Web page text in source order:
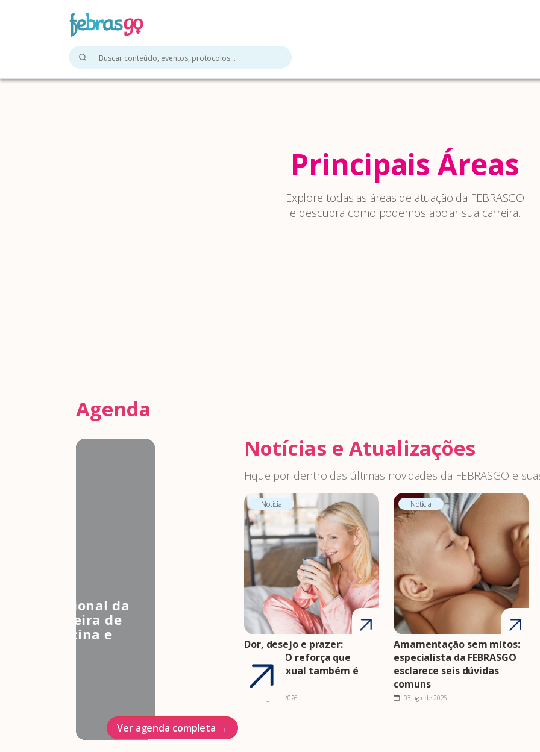
Principais Áreas
Explore todas as áreas de atuação da FEBRASGO
e descubra como podemos apoiar sua carreira.
Agenda
3º Congresso Nacional da
Associação Brasileira de
Estudos em Medicina e
Ver agenda completa →
Notícias e Atualizações
Fique por dentro das últimas novidades da FEBRASGO e
Notícia
Dor, desejo e prazer:
FEBRASGO reforça que
saúde sexual também é
saúde
05 ago. de 2026
Notícia
Amamentação sem mitos:
especialista da FEBRASGO
esclarece seis dúvidas
comuns
03 ago. de 2026